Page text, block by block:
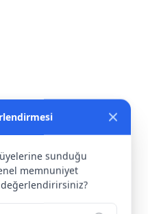
İşhanı Kat:1 No:1
sunduğu
memnuniyet